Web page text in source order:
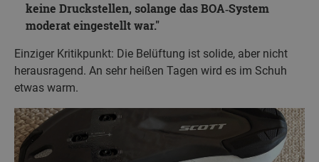
keine Druckstellen, solange das BOA‑System
moderat eingestellt war.
Einziger Kritikpunkt: Die Belüftung ist solide, aber nicht
herausragend. An sehr heißen Tagen wird es im Schuh
etwas warm.